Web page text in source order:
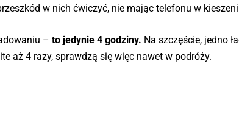
w nich ćwiczyć, nie mając telefonu w
–to jedynie 4 godziny. Na szczęście, jedno
aż 4 razy, sprawdzą się więc nawet w podróży.